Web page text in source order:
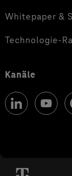
Whitepaper &
Technologie-
Kanäle